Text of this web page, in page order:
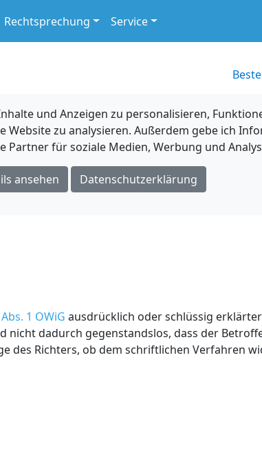
Rechtsprechung Service
und Anzeigen zu personalisieren,
Website zu analysieren. Außerdem gebe ich
Partner für soziale Medien, Werbung und
ansehen Datenschutzerklärung
1 OWiG ausdrücklich oder schlüssig
nicht dadurch gegenstandslos, dass der
des Richters, ob dem schriftlichen Verfahren